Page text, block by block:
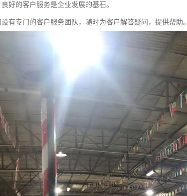
好的客户服务是企业发展的基石。
有专门的客户服务团队，随时为客户解答疑问，提供帮助。